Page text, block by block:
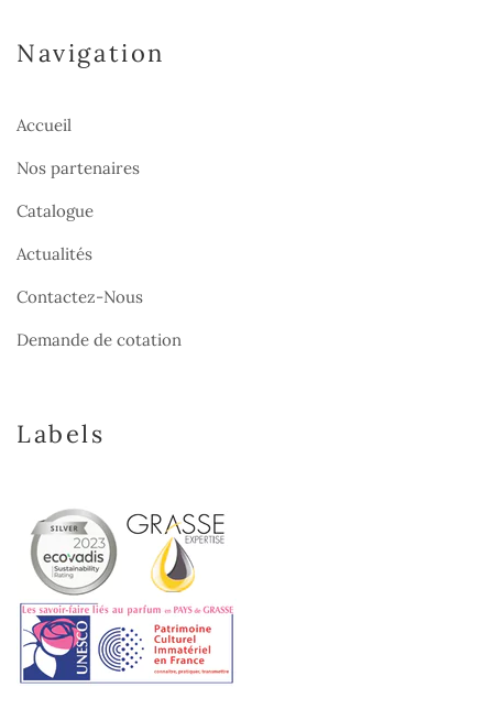
Navigation
Accueil
Nos partenaires
Catalogue
Actualités
Contactez-Nous
Demande de cotation
Labels